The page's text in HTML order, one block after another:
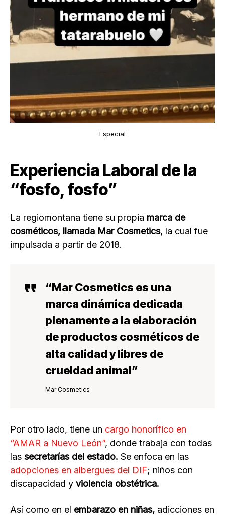
Especial
Experiencia Laboral de la
“fosfo, fosfo”
La regiomontana tiene su propia marca de
cosméticos, llamada Mar Cosmetics, la cual fue
impulsada a partir de 2018.
“Mar Cosmetics es una
marca dinámica dedicada
plenamente a la elaboración
deproductos cosméticos de
alta calidad ylibres de
crueldad animal”
Mar Cosmetics
Por otro lado, tiene un cargo honorífico en
“AMAR a Nuevo León”, donde trabaja con todas
las secretarías del estado. Se enfoca en las
adopciones en albergues del DIF; niños con
discapacidad y violencia obstétrica.
Así como en el embarazo en niñas, adicciones en